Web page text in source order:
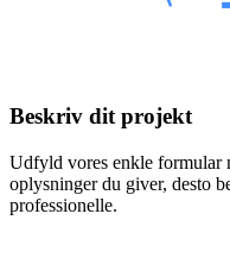
Beskriv dit projekt
Udfyld vores enkle formular
oplysninger du giver, desto
professionelle.